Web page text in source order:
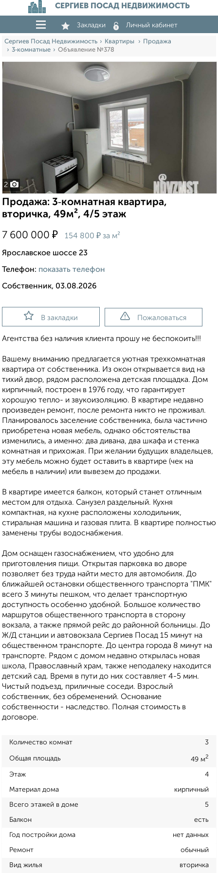
СЕРГИЕВ ПОСАД НЕДВИЖИМОСТЬ
Закладки Личный кабинет
Сергиев Посад Недвижимость Квартиры
Продажа
3‑комнатные
Объявление №378
2
Продажа: 3‑комнатная квартира,
вторичка, 49м², 4/5 этаж
7 600 000 ₽ 154 800 ₽ за м²
Ярославское шоссе 23
Телефон: показать телефон
Собственник, 03.08.2026
В закладки Пожаловаться
Агентства без наличия клиента прошу не беспокоить!!!
Вашему вниманию предлагается уютная трехкомнатная
квартира от собственника. Из окон открывается вид на
тихий двор, рядом расположена детская площадка. Дом
кирпичный, построен в 1976 году, что гарантирует
хорошую тепло- и звукоизоляцию. В квартире недавно
произведен ремонт, после ремонта никто не проживал.
Планировалось заселение собственника, была частично
приобретена новая мебель, однако обстоятельства
изменились, а именно: два дивана, два шкафа и стенка
комнатная и прихожая. При желании будущих владельцев,
эту мебель можно будет оставить в квартире (чек на
мебель в наличии) или вывезем до продажи.
В квартире имеется балкон, который станет отличным
местом для отдыха. Санузел раздельный. Кухня
компактная, на кухне расположены холодильник,
стиральная машина и газовая плита. В квартире полностью
заменены трубы водоснабжения.
Дом оснащен газоснабжением, что удобно для
приготовления пищи. Открытая парковка во дворе
позволяет без труда найти место для автомобиля. До
ближайшей остановки общественного транспорта "ПМК"
всего 3 минуты пешком, что делает транспортную
доступность особенно удобной. Большое количество
маршрутов общественного транспорта в сторону
вокзала, а также прямой рейс до районной больницы. До
Ж/Д станции и автовокзала Сергиев Посад 15 минут на
общественном транспорте. До центра города 8 минут на
транспорте. Рядом с домом недавно открылась новая
школа, Православный храм, также неподалеку находится
детский сад. Время в пути до них составляет 4-5 мин.
Чистый подъезд, приличные соседи. Взрослый
собственник, без обременений. Основание
собственности - наследство. Полная стоимость в
договоре.
Количество комнат 3
Общая площадь 49 м2
Этаж 4
Материал дома кирпичный
Всего этажей в доме 5
Балкон есть
Год постройки дома нет данных
Ремонт обычный
Вид жилья вторичка